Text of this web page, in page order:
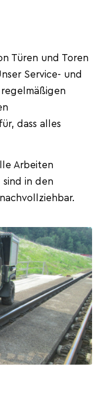
Türen und Toren
Service- und
dass alles
Arbeiten
in den